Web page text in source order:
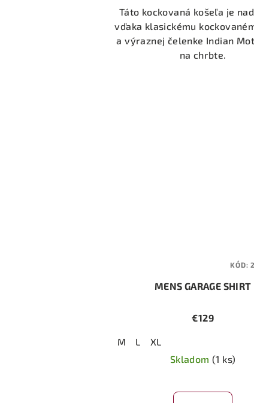
5,0
5
hviezdičiek.
Táto kockovaná košeľa je
vďaka klasickému
a výraznej čelenke Indian
na chrbte.
MENS GARAGE SHIRT
€129
M L
XL
Skladom(1 ks)
KÓD: